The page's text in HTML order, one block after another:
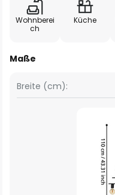
Wohnberei
ch
Küche
Maße
Breite (cm):